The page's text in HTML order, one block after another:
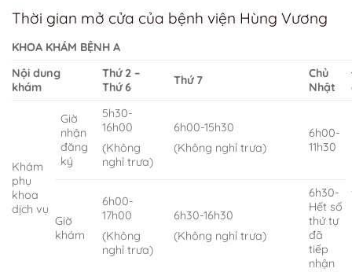
Thời gian mở cửa của bệnh viện Hùng Vương
KHOA KHÁM BỆNH A
Nội dung
khám
Thứ 2 –
Thứ 6
Thứ 7
Chủ
Nhật
Khám
phụ
khoa
dịch vụ
Giờ
nhận
đăng
ký
5h30-
16h00
(Không
nghỉ trưa)
6h00-15h30
(Không nghỉ trưa)
6h00-
11h30
Giờ
khám
6h00-
17h00
(Không
nghỉ trưa)
6h30-16h30
(Không nghỉ trưa)
6h30-
Hết số
thứ tự
đã
tiếp
nhận